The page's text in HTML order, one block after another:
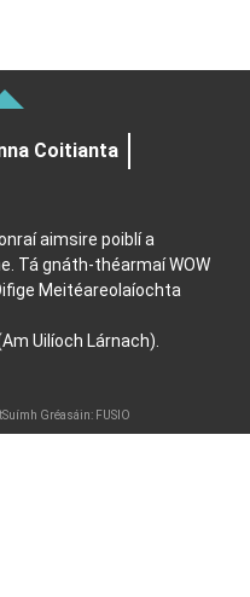
Coitianta
aimsire poiblí a
Tá gnáth-théarmaí WOW
Meitéareolaíochta
Uilíoch Lárnach).
Gréasáin: FUSIO